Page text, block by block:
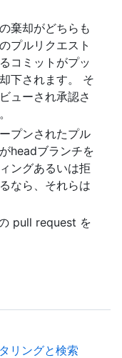
棄却がどちらも
プルリクエスト
コミットがプッ
下されます。 そ
ューされ承認さ
プンされたプル
headブランチを
ングあるいは拒
なら、それらは
pull request を
リングと検索